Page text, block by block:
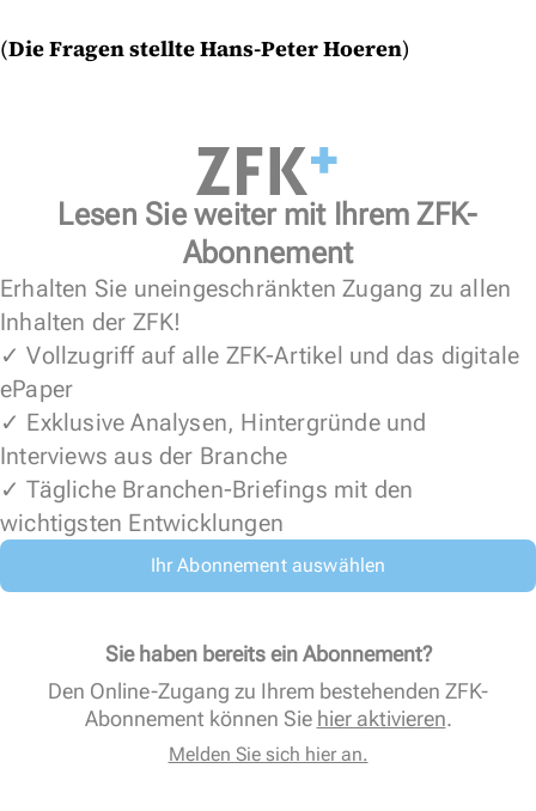
(Die Fragen stellte Hans-Peter Hoeren)
Lesen Sie weiter mit Ihrem ZFK-
Abonnement
Erhalten Sie uneingeschränkten Zugang zu allen
Inhalten der ZFK!
✓ Vollzugriff auf alle ZFK-Artikel und das digitale
ePaper
✓ Exklusive Analysen, Hintergründe und
Interviews aus der Branche
✓ Tägliche Branchen-Briefings mit den
wichtigsten Entwicklungen
Ihr Abonnement auswählen
Sie haben bereits ein Abonnement?
Den Online-Zugang zu Ihrem bestehenden ZFK-
Abonnement können Sie hier aktivieren.
Melden Sie sich hier an.